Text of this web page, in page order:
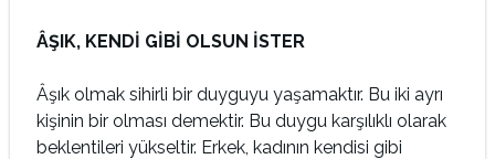
ÂŞIK, KENDİ GİBİ OLSUN İSTER
Âşık olmak sihirli bir duyguyu yaşamaktır. Bu iki ayrı
kişinin bir olması demektir. Bu duygu karşılıklı olarak
beklentileri yükseltir. Erkek, kadının kendisi gibi